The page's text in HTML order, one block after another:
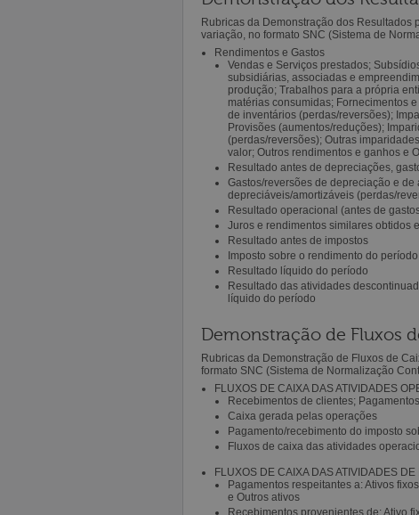
Rubricas da Demonstração dos Resultados
variação, no formato SNC (Sistema de
Rendimentos e Gastos
Vendas e Serviços prestados;
subsidiárias, associadas e
produção; Trabalhos para a própria
matérias consumidas; Fornecimentos
de inventários (perdas/reversões);
Provisões (aumentos/reduções);
(perdas/reversões); Outras
valor; Outros rendimentos e ganhos e
Resultado antes de depreciações,
Gastos/reversões de depreciação e
depreciáveis/amortizáveis (perdas/
Resultado operacional (antes de
Juros e rendimentos similares obtidos
Resultado antes de impostos
Imposto sobre o rendimento do período
Resultado líquido do período
Resultado das atividades
líquido do período
Demonstração de Fluxos
Rubricas da Demonstração de Fluxos de
formato SNC (Sistema de Normalização
FLUXOS DE CAIXA DAS ATIVIDADES
Recebimentos de clientes;
Caixa gerada pelas operações
Pagamento/recebimento do imposto
Fluxos de caixa das atividades
FLUXOS DE CAIXA DAS ATIVIDADES
Pagamentos respeitantes a: Ativos
e Outros ativos
Recebimentos provenientes de: Ativo